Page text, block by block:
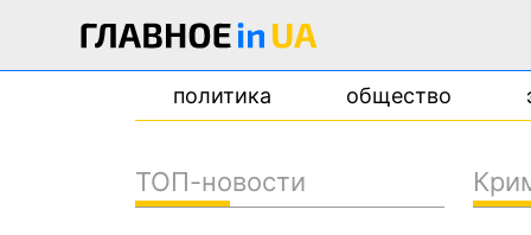
политика общество
ТОП-новости